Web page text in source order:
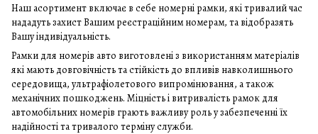
Наш асортимент включає в себе номерні рамки, які тривалий час
нададуть захист Вашим реєстраційним номерам, та відобразять
Вашу індивідуальність.
Рамки для номерів авто виготовлені з використанням матеріалів
які мають довговічність та стійкість до впливів навколишнього
середовища, ультрафіолетового випромінювання, а також
механічних пошкоджень. Міцність і витривалість рамок для
автомобільних номерів грають важливу роль у забезпеченні їх
надійності та тривалого терміну служби.